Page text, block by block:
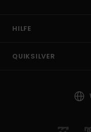
HILFE
QUIKSILVER